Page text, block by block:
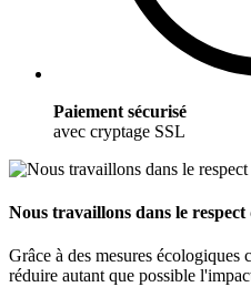
Paiement sécurisé
avec cryptage SSL
Nous travaillons dans le
Grâce à des mesures écologiques
réduire autant que possible